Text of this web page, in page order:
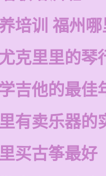
培训 福州
克里里的琴
吉他的最佳
有卖乐器的
买古筝最好